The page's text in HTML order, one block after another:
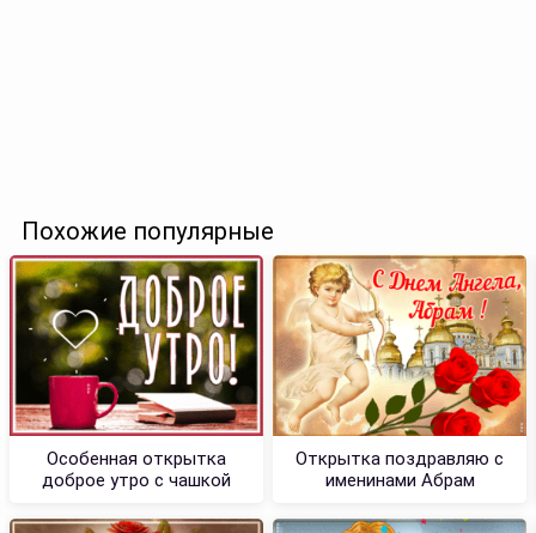
Похожие популярные
Особенная открытка
доброе утро с чашкой
Открытка поздравляю с
именинами Абрам